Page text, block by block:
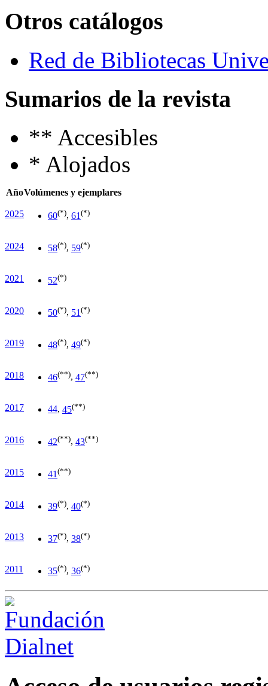
Otros catálogos
Red de Bibliotecas
Sumarios de la revista
** Accesibles
* Alojados
AñoVolúmenes y ejemplares
2025 60(*), 61 (*)
2024 58(*), 59(*)
2021 52(*)
2020 50(*), 51 (*)
2019 48(*), 49(*)
2018 46(**), 47(**)
2017 44, 45(**)
2016 42(**), 43(**)
2015 41 (**)
2014 39(*), 40(*)
2013 37(*), 38(*)
2011 35(*), 36(*)